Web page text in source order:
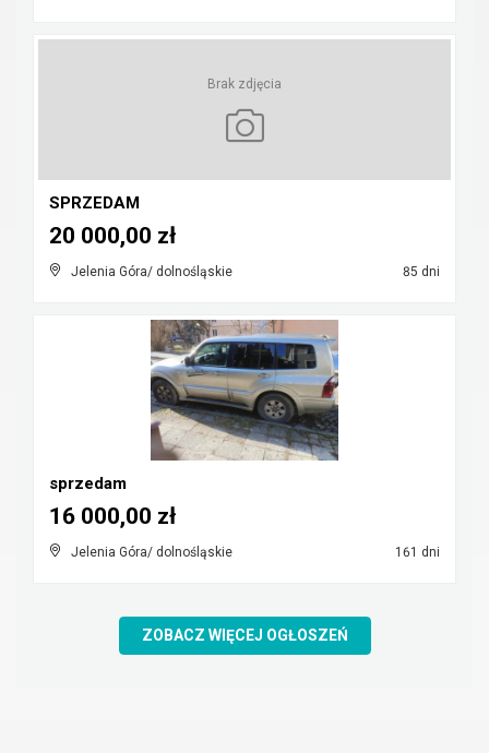
Brak zdjęcia
SPRZEDAM
Jelenia Góra/ dolnośląskie 85 dni
20 000,00 zł
sprzedam
Jelenia Góra/ dolnośląskie 161 dni
16 000,00 zł
ZOBACZ WIĘCEJ OGŁOSZEŃ